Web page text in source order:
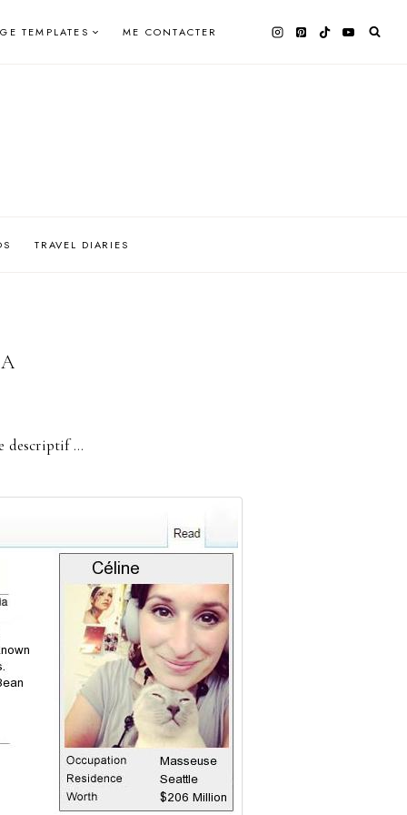
TEMPLATES ME CONTACTER
TRAVEL DIARIES
descriptif …